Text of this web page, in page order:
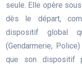
seule. Elle opère
dès le départ,
dispositif global
(Gendarmerie,
que son dispositif